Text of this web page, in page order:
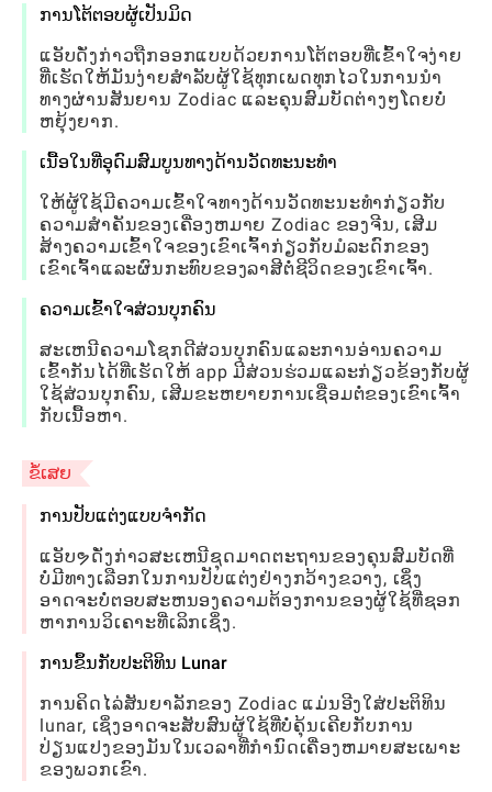
ການໂຕ້ຕອບຜູ້ເປັນມິດ
ແອັບດັ່ງກ່າວຖືກອອກແບບດ້ວຍການໂຕ້ຕອບທີ່ເຂົ້າໃຈງ່າຍ
ທີ່ເຮັດໃຫ້ມັນງ່າຍສຳລັບຜູ້ໃຊ້ທຸກເພດທຸກໄວໃນການນຳ
ທາງຜ່ານສັນຍານ Zodiac ແລະຄຸນສົມບັດຕ່າງໆໂດຍບໍ່
ຫຍຸ້ງຍາກ.
ເນື້ອໃນທີ່ອຸດົມສົມບູນທາງດ້ານວັດທະນະທໍາ
ໃຫ້ຜູ້ໃຊ້ມີຄວາມເຂົ້າໃຈທາງດ້ານວັດທະນະທໍາກ່ຽວກັບ
ຄວາມສໍາຄັນຂອງເຄື່ອງຫມາຍ Zodiac ຂອງຈີນ, ເສີມ
ສ້າງຄວາມເຂົ້າໃຈຂອງເຂົາເຈົ້າກ່ຽວກັບມໍລະດົກຂອງ
ເຂົາເຈົ້າແລະຜົນກະທົບຂອງລາສີຕໍ່ຊີວິດຂອງເຂົາເຈົ້າ.
ຄວາມເຂົ້າໃຈສ່ວນບຸກຄົນ
ສະເຫນີຄວາມໂຊກດີສ່ວນບຸກຄົນແລະການອ່ານຄວາມ
ເຂົ້າກັນໄດ້ທີ່ເຮັດໃຫ້ app ມີສ່ວນຮ່ວມແລະກ່ຽວຂ້ອງກັບຜູ້
ໃຊ້ສ່ວນບຸກຄົນ, ເສີມຂະຫຍາຍການເຊື່ອມຕໍ່ຂອງເຂົາເຈົ້າ
ກັບເນື້ອຫາ.
ຂໍ້ເສຍ
ການປັບແຕ່ງແບບຈຳກັດ
ແອັບຯດັ່ງກ່າວສະເຫນີຊຸດມາດຕະຖານຂອງຄຸນສົມບັດທີ່
ບໍ່ມີທາງເລືອກໃນການປັບແຕ່ງຢ່າງກວ້າງຂວາງ, ເຊິ່ງ
ອາດຈະບໍ່ຕອບສະຫນອງຄວາມຕ້ອງການຂອງຜູ້ໃຊ້ທີ່ຊອກ
ຫາການວິເຄາະທີ່ເລິກເຊິ່ງ.
ການຂຶ້ນກັບປະຕິທິນ Lunar
ການຄິດໄລ່ສັນຍາລັກຂອງ Zodiac ແມ່ນອີງໃສ່ປະຕິທິນ
lunar, ເຊິ່ງອາດຈະສັບສົນຜູ້ໃຊ້ທີ່ບໍ່ຄຸ້ນເຄີຍກັບການ
ປ່ຽນແປງຂອງມັນໃນເວລາທີ່ກໍານົດເຄື່ອງຫມາຍສະເພາະ
ຂອງພວກເຂົາ.